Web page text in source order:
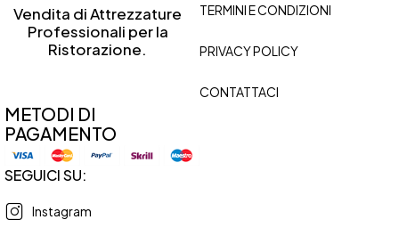
Vendita di Attrezzature
Professionali per la
Ristorazione.
TERMINI E CONDIZIONI
PRIVACY POLICY
CONTATTACI
METODI DI
PAGAMENTO
SEGUICI SU:
Instagram